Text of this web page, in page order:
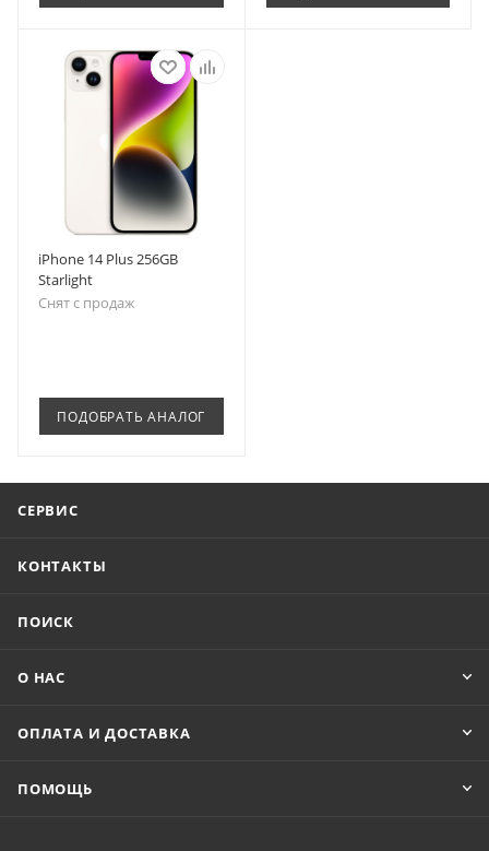
iPhone 14 Plus 256GB
Starlight
Снят с продаж
ПОДОБРАТЬ АНАЛОГ
СЕРВИС
КОНТАКТЫ
ПОИСК
О НАС
ОПЛАТА И ДОСТАВКА
ПОМОЩЬ